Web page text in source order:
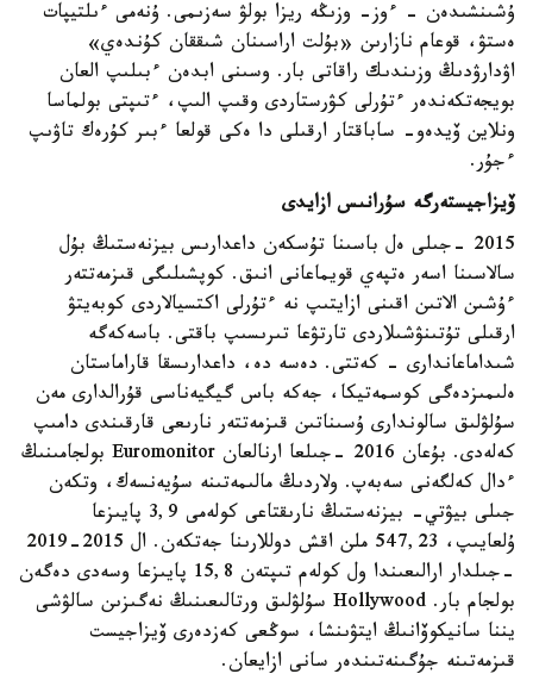
ۇشىنشىدەن - ءوز- وزىڭە ريزا بولۋ سەزىمى. ۇنەمى ءىلتيپات
ەستۋ، قوعام نازارىن «بۇلت اراسىنان شىققان كۇندەي»
اۋدارۋدىڭ وزىندىك راقاتى بار. وسىنى ابدەن ءبىلىپ العان
بويجەتكەندەر ءتۇرلى كۋرستاردى وقىپ الىپ، ءتىپتى بولماسا
ونلاين ۆيدەو- ساباقتار ارقىلى دا ەكى قولعا ءبىر كۇرەك تاۋىپ
ءجۇر.
ۆيزاجيستەرگە سۇرانىس ازايدى
2015 -جىلى ەل باسىنا تۇسكەن داعدارىس بيزنەستىڭ بۇل
سالاسىنا اسەر ەتپەي قويماعانى انىق. كوپشىلىگى قىزمەتتەر
ءۇشىن الاتىن اقىنى ازايتىپ نە ءتۇرلى اكتسيالاردى كوبەيتۋ
ارقىلى تۇتىنۋشىلاردى تارتۋعا تىرىسىپ باقتى. باسەكەگە
شىداماعاندارى - كەتتى. دەسە دە، داعدارىسقا قاراماستان
ەلىمىزدەگى كوسمەتيكا، جەكە باس گيگيەناسى قۇرالدارى مەن
سۇلۋلىق سالوندارى ۇسىناتىن قىزمەتتەر نارىعى قارقىندى دامىپ
كەلەدى. بۇعان 2016 -جىلعا ارنالعان Euromonitor بولجامىنىڭ
ءدال كەلگەنى سەبەپ. ولاردىڭ مالىمەتىنە سۇيەنسەك، وتكەن
جىلى بيۋتي- بيزنەستىڭ نارىقتاعى كولەمى 3,9 پايىزعا
ۇلعايىپ، 547,23 ملن اقش دوللارىنا جەتكەن. ال 2015-2019
-جىلدار ارالىعىندا ول كولەم تىپتەن 15,8 پايىزعا وسەدى دەگەن
بولجام بار. Hollywood سۇلۋلىق ورتالىعىنىڭ نەگىزىن سالۋشى
يننا سانيكوۆانىڭ ايتۋىنشا، سوڭعى كەزدەرى ۆيزاجيست
قىزمەتىنە جۇگىنەتىندەر سانى ازايعان.